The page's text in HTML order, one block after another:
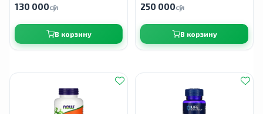
130 000сӯм
В корзину
250 000сӯм
В корзину